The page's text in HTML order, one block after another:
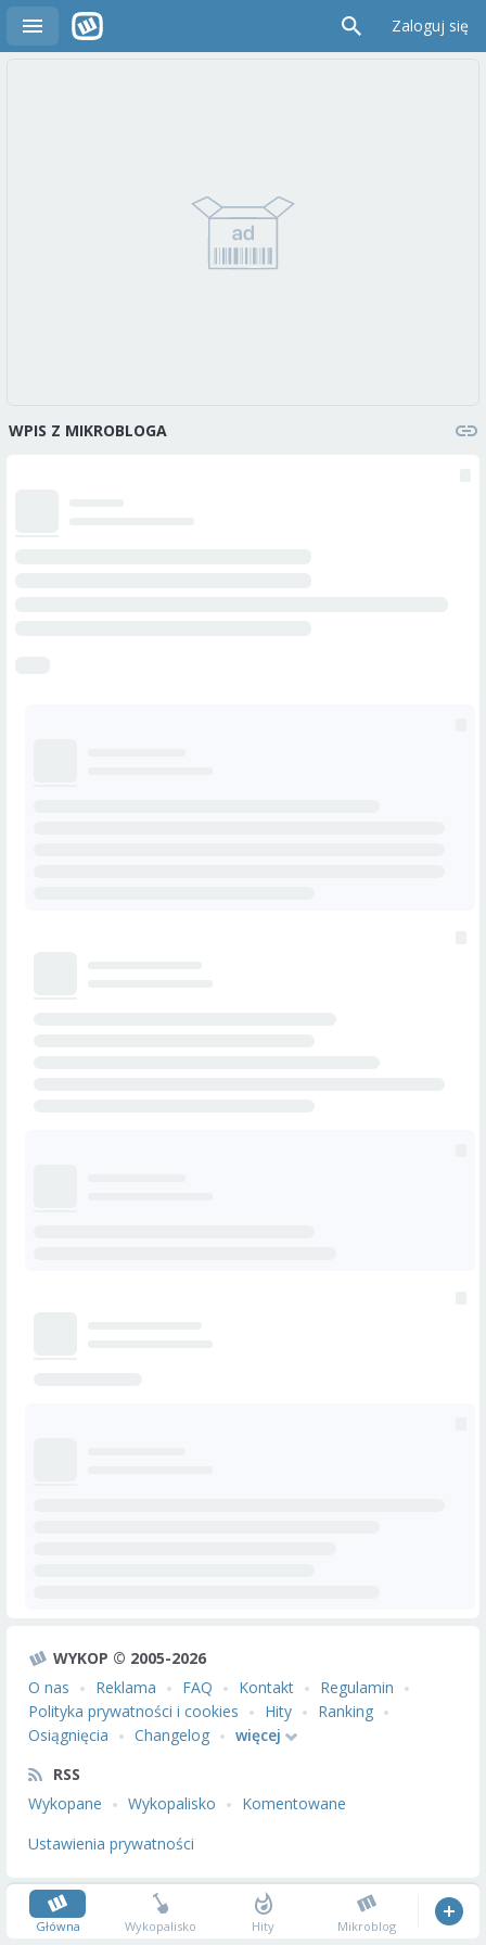
Zaloguj się
WPIS Z MIKROBLOGA
WYKOP © 2005-2026
O nas
Reklama FAQ Kontakt
Regulamin
Polityka prywatności i cookies
Hity
Ranking
Osiągnięcia
Changelog
więcej
RSS
Wykopane
Wykopalisko
Komentowane
Ustawienia prywatności
Główna Wykopalisko Hity Mikroblog